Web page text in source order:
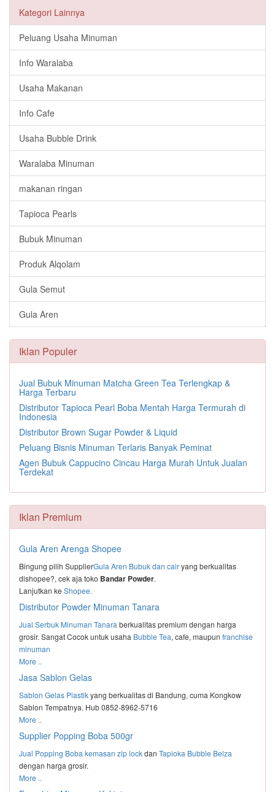
Kategori Lainnya
Peluang Usaha Minuman
Info Waralaba
Usaha Makanan
Info Cafe
Usaha Bubble Drink
Waralaba Minuman
makanan ringan
Tapioca Pearls
Bubuk Minuman
Produk Alqolam
Gula Semut
Gula Aren
Iklan Populer
Jual Bubuk Minuman Matcha Green Tea Terlengkap &
Harga Terbaru
Distributor Tapioca Pearl Boba Mentah Harga Termurah di
Indonesia
Distributor Brown Sugar Powder & Liquid
Peluang Bisnis Minuman Terlaris Banyak Peminat
Agen Bubuk Cappucino Cincau Harga Murah Untuk Jualan
Terdekat
Iklan Premium
Gula Aren Arenga Shopee
Bingung pilih SupplierGula Aren Bubuk dan cairyang berkualitas
dishopee?, cek aja toko Bandar Powder.
Lanjutkan ke Shopee.
Distributor Powder Minuman Tanara
Jual Serbuk Minuman Tanara berkualitas premium dengan harga
grosir. Sangat Cocok untuk usaha Bubble Tea, cafe, maupun franchise
minuman
More ..
Jasa Sablon Gelas
Sablon Gelas Plastikyang berkualitas di Bandung, cuma Kongkow
Sablon Tempatnya. Hub 0852-8962-5716
More ..
Supplier Popping Boba 500gr
Jual Popping Boba kemasan zip lockdan Tapioka Bubble Belza
dengan harga grosir.
More ..